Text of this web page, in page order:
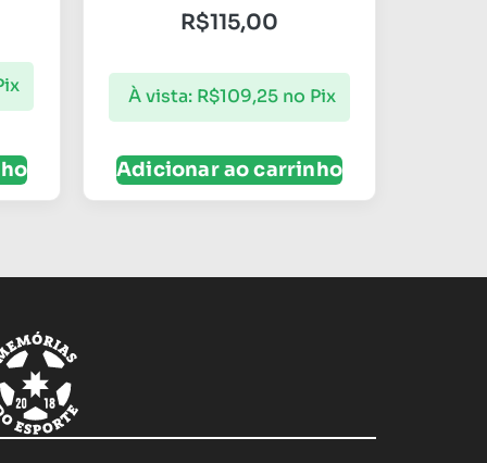
R$115,00
À vista: R$109,25 no Pix
Adicionar ao carrinho